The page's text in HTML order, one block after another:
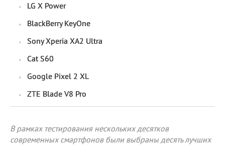
LG X Power
BlackBerry KeyOne
Sony Xperia XA2 Ultra
Cat S60
Google Pixel 2 XL
ZTE Blade V8 Pro
В рамках тестирования нескольких десятков
современных смартфонов были выбраны десять лучших